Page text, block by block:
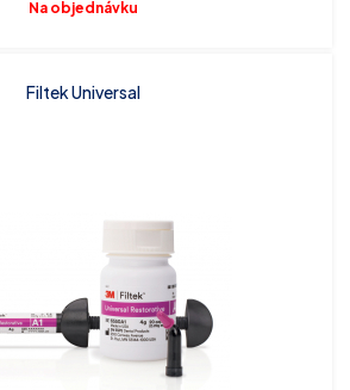
Na objednávku
Filtek Universal